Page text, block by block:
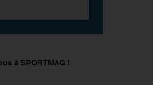
à SPORTMAG !